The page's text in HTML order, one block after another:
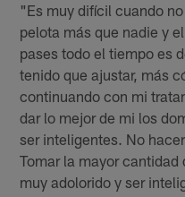
"Es muy difícil cuando
pelota más que nadie y
pases todo el tiempo es
tenido que ajustar, más
continuando con mi
dar lo mejor de mi los
ser inteligentes. No
Tomar la mayor
muy adolorido y ser